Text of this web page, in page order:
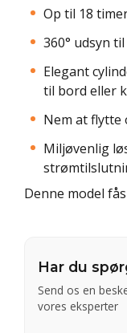
Op til 18
360° udsyn
Elegant
til bord eller
Nem at
Miljøvenlig
Denne model
Har du
Send os en
vores eksperter